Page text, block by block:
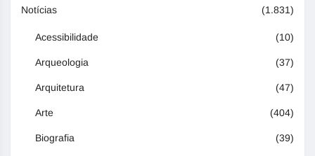
Notícias (1.831)
Acessibilidade (10)
Arqueologia (37)
Arquitetura (47)
Arte (404)
Biografia (39)